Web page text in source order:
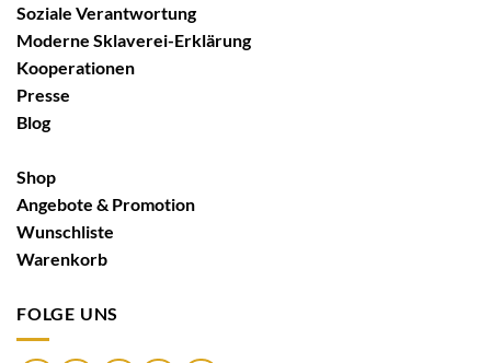
Soziale Verantwortung
Moderne Sklaverei-Erklärung
Kooperationen
Presse
Blog
Shop
Angebote & Promotion
Wunschliste
Warenkorb
FOLGE UNS